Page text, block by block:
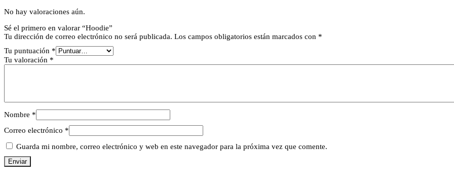
No hay valoraciones aún.
Sé el primero en valorar “Hoodie”
Tu dirección de correo electrónico no será publicada. Los campos obligatorios están marcados con *
Tu puntuación *
Tu valoración *
Nombre *
Correo electrónico *
Guarda mi nombre, correo electrónico y web en este navegador para la próxima vez que comente.